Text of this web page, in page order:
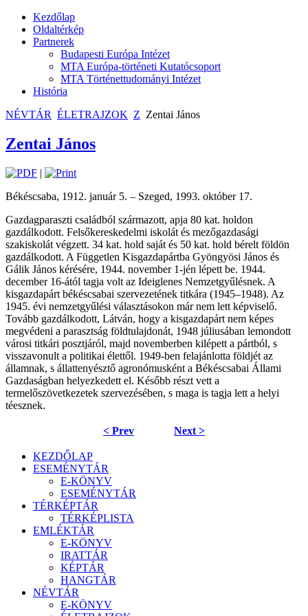
Kezdőlap
Oldaltérkép
Partnerek
Budapesti Európa Intézet
MTA Európa-történeti Kutatócsoport
MTA Történettudományi Intézet
História
NÉVTÁR ÉLETRAJZOK Z Zentai János
Zentai János
|
Békéscsaba, 1912. január 5. – Szeged, 1993. október 17.
Gazdagparaszti családból származott, apja 80 kat. holdon
gazdálkodott. Felsőkereskedelmi iskolát és mezőgazdasági
szakiskolát végzett. 34 kat. hold saját és 50 kat. hold bérelt földön
gazdálkodott. A Független Kisgazdapártba Gyöngyösi János és
Gálik János kérésére, 1944. november 1-jén lépett be. 1944.
december 16-ától tagja volt az Ideiglenes Nemzetgyűlésnek. A
kisgazdapárt békéscsabai szervezetének titkára (1945–1948). Az
1945. évi nemzetgyűlési választásokon már nem lett képviselő.
Tovább gazdálkodott, Látván, hogy a kisgazdapárt nem képes
megvédeni a parasztság földtulajdonát, 1948 júliusában lemondott
városi titkári posztjáról, majd novemberben kilépett a pártból, s
visszavonult a politikai élettől. 1949-ben felajánlotta földjét az
államnak, s állattenyésztő agronómusként a Békéscsabai Állami
Gazdaságban helyezkedett el. Később részt vett a
termelőszövetkezetek szervezésében, s maga is tagja lett a helyi
téesznek.
< Prev Next >
KEZDŐLAP
ESEMÉNYTÁR
E-KÖNYV
ESEMÉNYTÁR
TÉRKÉPTÁR
TÉRKÉPLISTA
EMLÉKTÁR
E-KÖNYV
IRATTÁR
KÉPTÁR
HANGTÁR
NÉVTÁR
E-KÖNYV